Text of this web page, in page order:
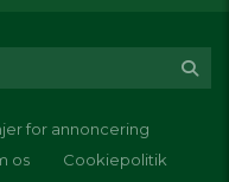
for annoncering
os
Cookiepolitik